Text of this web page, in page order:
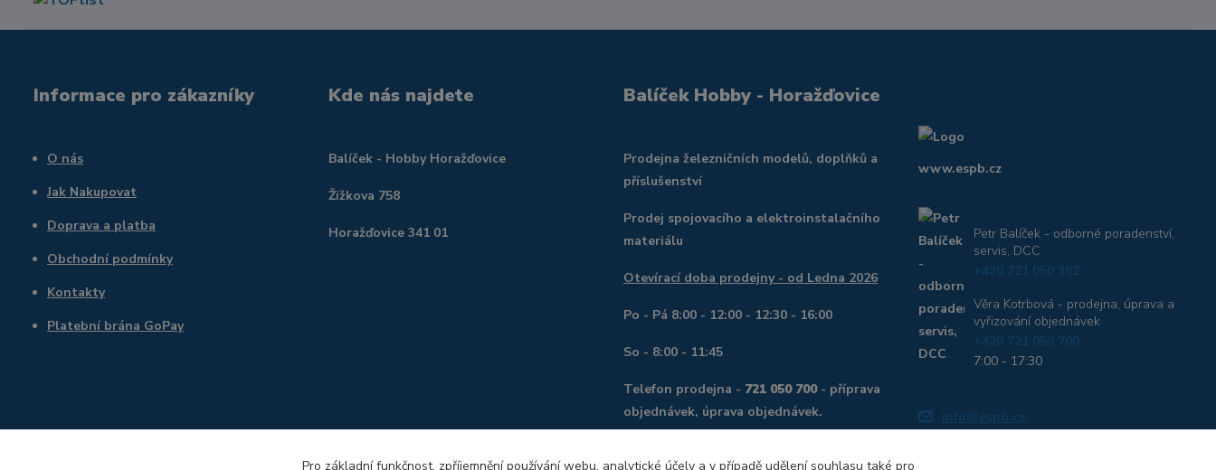
Informace pro zákazníky
O nás
Jak Nakupovat
Doprava a platba
Obchodní podmínky
Kontakty
Platební brána GoPay
Kde nás najdete
Balíček - Hobby Horažďovice
Žižkova 758
Horažďovice 341 01
Balíček Hobby - Horažďovice
Prodejna železničních modelů, doplňků a
příslušenství
Prodej spojovacího a elektroinstalačního
materiálu
Otevírací doba prodejny - od Ledna 2026
Po - Pá 8:00 - 12:00 - 12:30 - 16:00
So - 8:00 - 11:45
Telefon prodejna - 721 050 700- příprava
objednávek, úprava objednávek.
www.espb.cz
Petr Balíček - odborné poradenství,
servis, DCC
+420 721 050 382
Věra Kotrbová - prodejna, úprava a
vyřizování objednávek
+420 721 050 700
7:00 - 17:30
info@espb.cz,
Pro základní funkčnost, zpříjemnění používání webu, analytické účely a v případě udělení souhlasu také pro